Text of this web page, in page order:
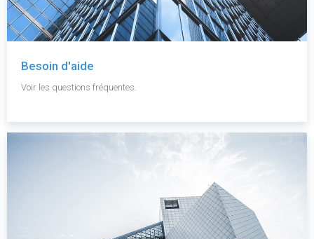
Besoin d'aide
Voir les questions fréquentes.